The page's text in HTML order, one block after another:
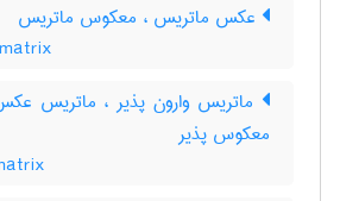
عکس ماتریس ، معکوس ماتریس
ماتریس وارون پذیر ، ماتریس
معکوس پذیر